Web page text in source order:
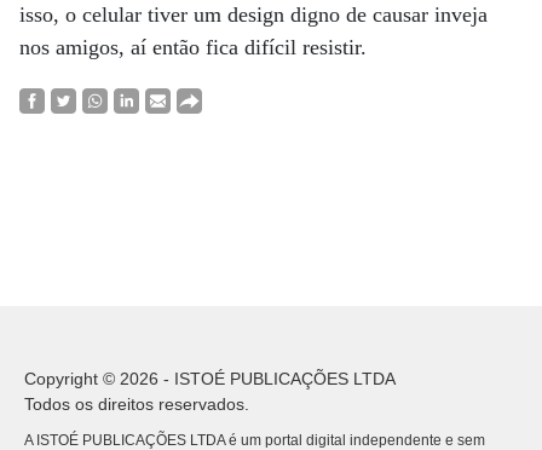
isso, o celular tiver um design digno de causar inveja
nos amigos, aí então fica difícil resistir.
Copyright © 2026 - ISTOÉ PUBLICAÇÕES LTDA
Todos os direitos reservados.
A ISTOÉ PUBLICAÇÕES LTDA é um portal digital independente e sem